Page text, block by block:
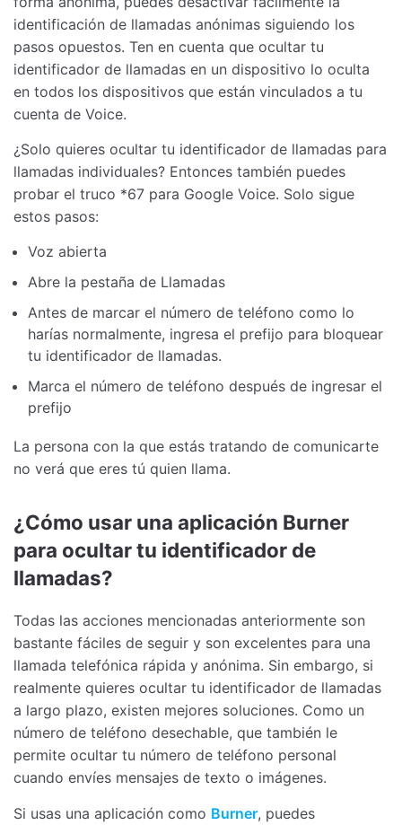
identificación de llamadas anónimas siguiendo los
pasos opuestos. Ten en cuenta que ocultar tu
identificador de llamadas en un dispositivo lo oculta
en todos los dispositivos que están vinculados a tu
cuenta de Voice.
¿Solo quieres ocultar tu identificador de llamadas para
llamadas individuales? Entonces también puedes
probar el truco *67 para Google Voice. Solo sigue
estos pasos:
Voz abierta
Abre la pestaña de Llamadas
Antes de marcar el número de teléfono como lo
harías normalmente, ingresa el prefijo para bloquear
tu identificador de llamadas.
Marca el número de teléfono después de ingresar el
prefijo
La persona con la que estás tratando de comunicarte
no verá que eres tú quien llama.
¿Cómo usar una aplicación Burner
para ocultar tu identificador de
llamadas?
Todas las acciones mencionadas anteriormente son
bastante fáciles de seguir y son excelentes para una
llamada telefónica rápida y anónima. Sin embargo, si
realmente quieres ocultar tu identificador de llamadas
a largo plazo, existen mejores soluciones. Como un
número de teléfono desechable, que también le
permite ocultar tu número de teléfono personal
cuando envíes mensajes de texto o imágenes.
Si usas una aplicación como Burner, puedes